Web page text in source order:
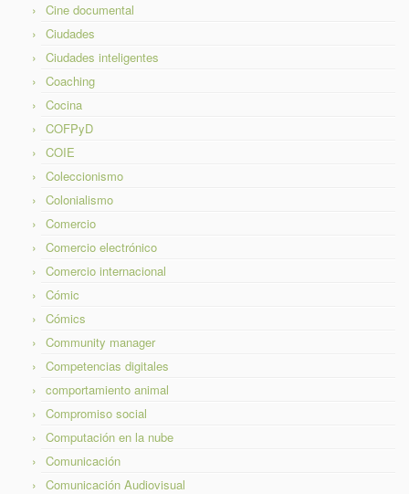
Cine documental
Ciudades
Ciudades inteligentes
Coaching
Cocina
COFPyD
COIE
Coleccionismo
Colonialismo
Comercio
Comercio electrónico
Comercio internacional
Cómic
Cómics
Community manager
Competencias digitales
comportamiento animal
Compromiso social
Computación en la nube
Comunicación
Comunicación Audiovisual